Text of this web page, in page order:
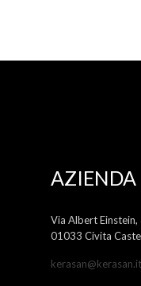
AZIENDA
Via Albert Einstein,
01033 Civita
kerasan@kerasan.it